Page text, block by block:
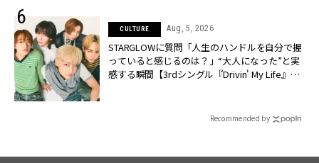
CULTURE Aug, 5, 2026
STARGLOWに質問「人生のハンドルを自分で握
っていると感じるのは？」“大️人になった”と実
感する瞬間【3rdシングル『Drivin' My Life』発
Recommended by